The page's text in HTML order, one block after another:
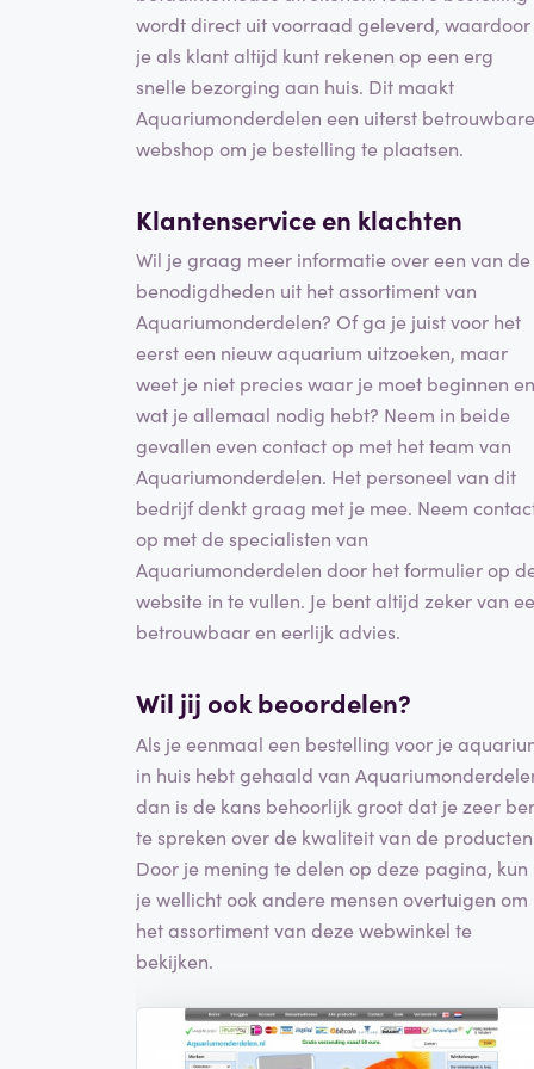
wordt direct uit voorraad geleverd, waardoor
je als klant altijd kunt rekenen op een erg
snelle bezorging aan huis. Dit maakt
Aquariumonderdelen een uiterst betrouwbare
webshop om je bestelling te plaatsen.
Klantenservice en klachten
Wil je graag meer informatie over een van de
benodigdheden uit het assortiment van
Aquariumonderdelen? Of ga je juist voor het
eerst een nieuw aquarium uitzoeken, maar
weet je niet precies waar je moet beginnen en
wat je allemaal nodig hebt? Neem in beide
gevallen even contact op met het team van
Aquariumonderdelen. Het personeel van dit
bedrijf denkt graag met je mee. Neem
op met de specialisten van
Aquariumonderdelen door het formulier op
website in te vullen. Je bent altijd zeker van
betrouwbaar en eerlijk advies.
Wil jij ook beoordelen?
Als je eenmaal een bestelling voor je
in huis hebt gehaald van
dan is de kans behoorlijk groot dat je zeer
te spreken over de kwaliteit van de
Door je mening te delen op deze pagina, kun
je wellicht ook andere mensen overtuigen om
het assortiment van deze webwinkel te
bekijken.